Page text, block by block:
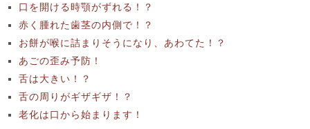
口を開ける時顎がずれる！？
赤く腫れた歯茎の内側で！？
お餅が喉に詰まりそうになり、あわてた！？
あごの歪み予防！
舌は大きい！？
舌の周りがギザギザ！？
老化は口から始まります！